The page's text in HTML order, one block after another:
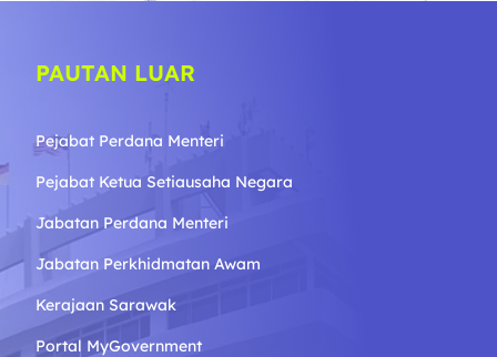
PAUTAN LUAR
Pejabat Perdana Menteri
Pejabat Ketua Setiausaha Negara
Jabatan Perdana Menteri
Jabatan Perkhidmatan Awam
Kerajaan Sarawak
Portal MyGovernment